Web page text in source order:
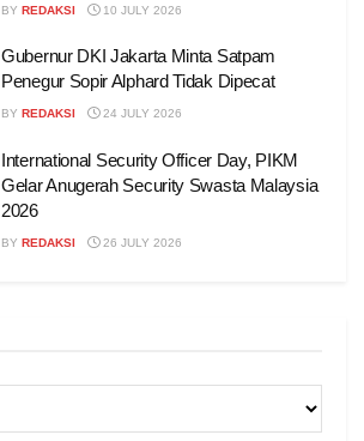
BY REDAKSI 10 JULY 2026
Gubernur DKI Jakarta Minta Satpam
Penegur Sopir Alphard Tidak Dipecat
BY REDAKSI 24 JULY 2026
International Security Officer Day, PIKM
Gelar Anugerah Security Swasta Malaysia
2026
BY REDAKSI 26 JULY 2026